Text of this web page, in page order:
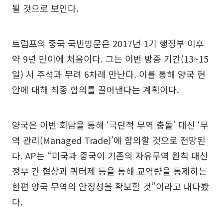
될 것으로 보인다.
트럼프의 중국 국빈방문은 2017년 1기 행정부 이후
약 9년 만이에 처음이다. 그는 이번 방중 기간(13~15
일) 시 주석과 무려 6차례 만난다. 이를 통해 양국 현
안에 대해 최종 합의를 끌어낸다는 계획이다.
양국은 이번 회담을 통해 ‘극단적 무역 충돌’ 대신 ‘무
역 관리(Managed Trade)’에 합의할 것으로 전망된
다. AP는 “미국과 중국이 기존의 자유무역 원칙 대신
정부 간 협상과 쿼터제 등을 통해 교역량을 통제하는
한편 양국 무역의 안정성을 확보할 것”이라고 내다봤
다.